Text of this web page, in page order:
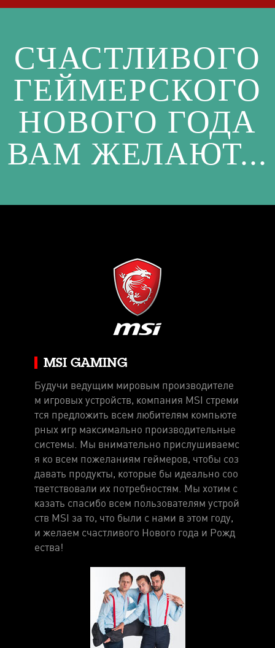
СЧАСТЛИВОГО
ГЕЙМЕРСКОГО
НОВОГО ГОДА
ВАМ ЖЕЛАЮТ...
MSI GAMING
Будучи ведущим мировым производителе
м игровых устройств, компания MSI стреми
тся предложить всем любителям компьюте
рных игр максимально производительные
системы. Мы внимательно прислушиваемс
я ко всем пожеланиям геймеров, чтобы соз
давать продукты, которые бы идеально соо
тветствовали их потребностям. Мы хотим с
казать спасибо всем пользователям устрой
ств MSI за то, что были с нами в этом году,
и желаем счастливого Нового года и Рожд
ества!